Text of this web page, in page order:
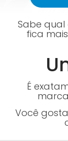
Sabe
fica
É
Você